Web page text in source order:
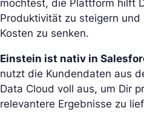
möchtest, die Plattform hilft
Produktivität zu steigern und
Kosten zu senken.
Einstein ist nativ in
nutzt die Kundendaten aus
Data Cloud voll aus, um Dir
relevantere Ergebnisse zu